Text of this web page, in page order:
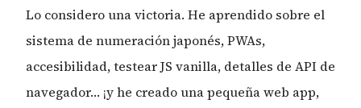
Lo considero una victoria. He aprendido sobre el
sistema de numeración japonés, PWAs,
accesibilidad, testear JS vanilla, detalles de API de
navegador… ¡y he creado una pequeña web app,